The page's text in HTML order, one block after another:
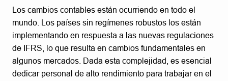
Los cambios contables están ocurriendo en todo el
mundo. Los países sin regímenes robustos los están
implementando en respuesta a las nuevas regulaciones
de IFRS, lo que resulta en cambios fundamentales en
algunos mercados. Dada esta complejidad, es esencial
dedicar personal de alto rendimiento para trabajar en el